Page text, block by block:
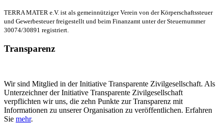
TERRA MATER e.V. ist als gemeinnütziger Verein von der Körperschaftssteuer
und Gewerbesteuer freigestellt und beim Finanzamt unter der Steuernummer
30074/30891 registriert.
Transparenz
Wir sind Mitglied in der Initiative Transparente Zivilgesellschaft. Als
Unterzeichner der Initiative Transparente Zivilgesellschaft
verpflichten wir uns, die zehn Punkte zur Transparenz mit
Informationen zu unserer Organisation zu veröffentlichen. Erfahren
Sie mehr.